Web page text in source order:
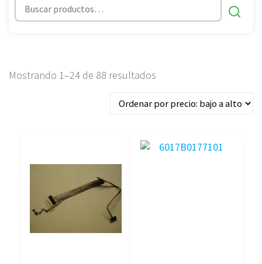
Mostrando 1–24 de 88 resultados
precio:
alto